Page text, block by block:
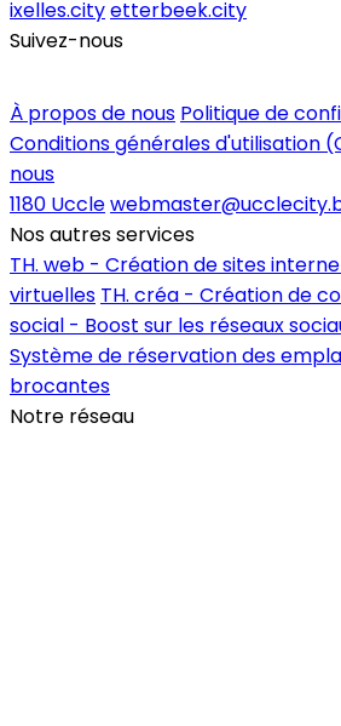
ixelles.cityetterbeek.city
Suivez-nous
À propos de nous Politique de
Conditions générales d'utilisation
nous
1180 Uccle
Nos autres services
TH. web - Création de sites
virtuelles TH. créa - Création de
social - Boost sur les réseaux
Système de réservation des
brocantes
Notre réseau